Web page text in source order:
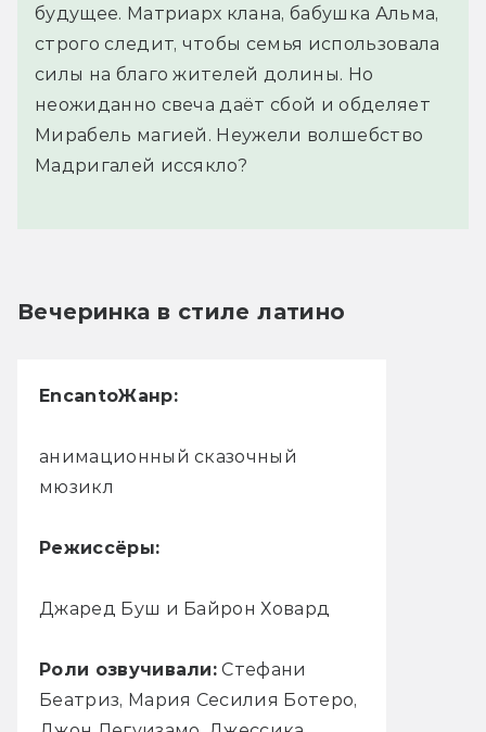
будущее. Матриарх клана, бабушка Альма,
строго следит, чтобы семья использовала
силы на благо жителей долины. Но
неожиданно свеча даёт сбой и обделяет
Мирабель магией. Неужели волшебство
Мадригалей иссякло?
Вечеринка в стиле латино
EncantoЖанр:
анимационный сказочный
мюзикл
Режиссёры:
Джаред Буш и Байрон Ховард
Роли озвучивали: Стефани
Беатриз, Мария Сесилия Ботеро,